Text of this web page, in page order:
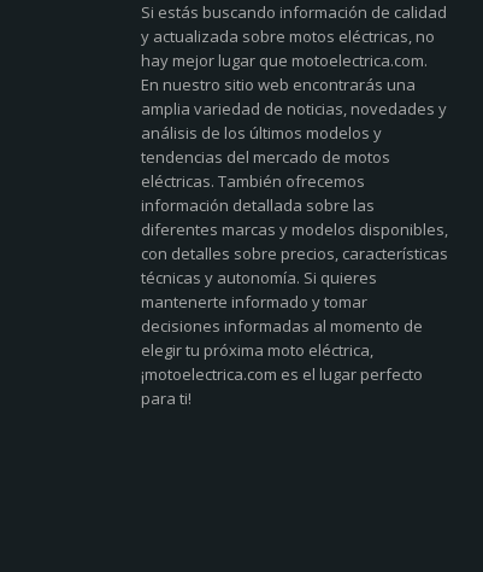
Si estás buscando información de calidad
y actualizada sobre motos eléctricas, no
hay mejor lugar que motoelectrica.com.
En nuestro sitio web encontrarás una
amplia variedad de noticias, novedades y
análisis de los últimos modelos y
tendencias del mercado de motos
eléctricas. También ofrecemos
información detallada sobre las
diferentes marcas y modelos disponibles,
con detalles sobre precios, características
técnicas y autonomía. Si quieres
mantenerte informado y tomar
decisiones informadas al momento de
elegir tu próxima moto eléctrica,
¡motoelectrica.com es el lugar perfecto
para ti!